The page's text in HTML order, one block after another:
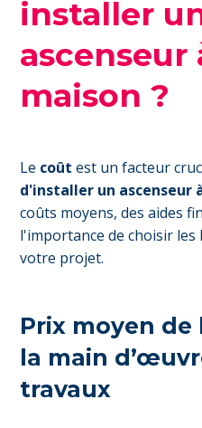
installer
ascenseur
maison ?
Le coût est un facteur
d'installer un ascenseur
coûts moyens, des aides
l'importance de choisir
votre projet.
Prix moyen de
la main
travaux